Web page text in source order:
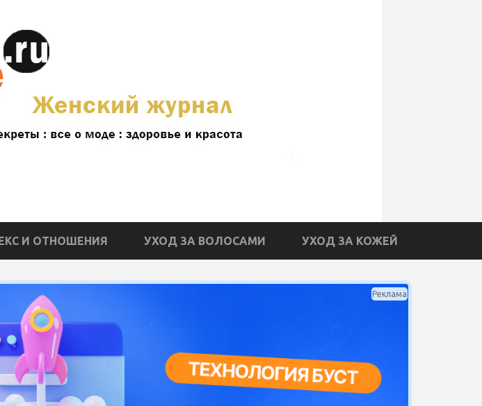
И ОТНОШЕНИЯ УХОД ЗА ВОЛОСАМИ УХОД ЗА КОЖЕЙ
Реклама